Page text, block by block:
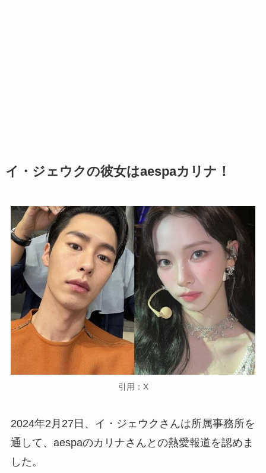
イ・ジェウクの彼女はaespaカリナ！
引用：X
2024年2月27日、イ・ジェウクさんは所属事務所を
通して、aespaのカリナさんとの熱愛報道を認めま
した。